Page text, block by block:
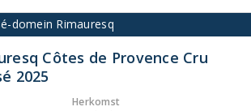
domein Rimauresq
Côtes de Provence Cru
2025
Herkomst